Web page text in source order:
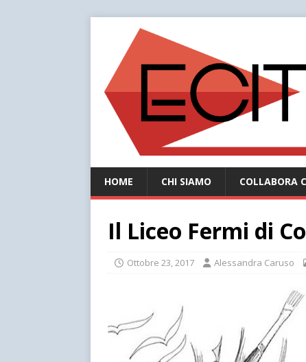
HOME CHI SIAMO COLLABORA
Il Liceo Fermi di
Ottobre 23, 2017 Alessandra Caruso